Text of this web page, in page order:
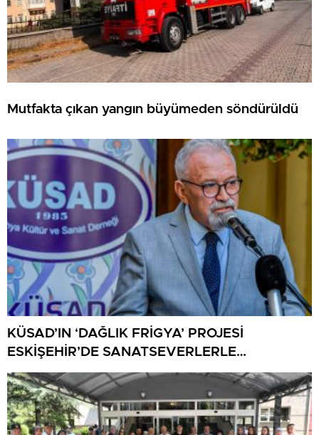
Mutfakta çıkan yangın büyümeden söndürüldü
KÜSAD’IN ‘DAĞLIK FRİGYA’ PROJESİ
ESKİŞEHİR’DE SANATSEVERLERLE
BULUŞUYOR